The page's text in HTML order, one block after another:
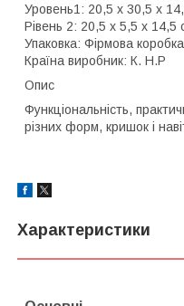
Уровень1: 20,5 х 30,5 х
Рівень 2: 20,5 х 5,5 х 14,5
Упаковка: Фірмова коробка
Країна виробник: К. Н.Р
Опис
Функціональність,
різних форм, кришок і
Характеристики